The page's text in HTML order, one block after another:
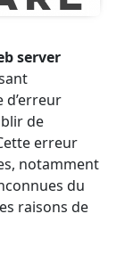
server
d’erreur
de
erreur
notamment
du
raisons de